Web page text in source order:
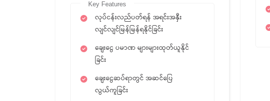
Key Features
လုပ်ငန်းလည်ပတ်ရန် အရင်းအနှီး
လျင်လျင်မြန်မြန်ရနိုင်ခြင်း
ချေးငွေ ပမာဏ များများထုတ်ယူနိုင်
ခြင်း
ချေးငွေဆပ်ရာတွင် အဆင်ပြေ
လွယ်ကူခြင်း